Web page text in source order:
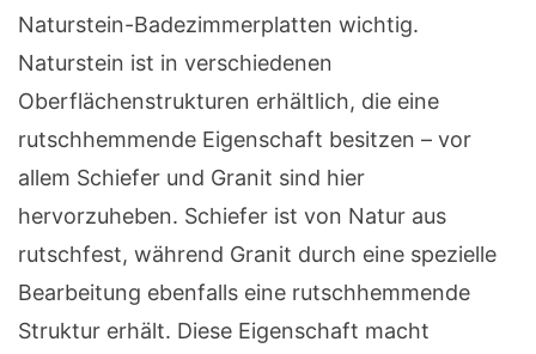
Naturstein-Badezimmerplatten wichtig.
Naturstein ist in verschiedenen
Oberflächenstrukturen erhältlich, die eine
rutschhemmende Eigenschaft besitzen – vor
allem Schiefer und Granit sind hier
hervorzuheben. Schiefer ist von Natur aus
rutschfest, während Granit durch eine spezielle
Bearbeitung ebenfalls eine rutschhemmende
Struktur erhält. Diese Eigenschaft macht